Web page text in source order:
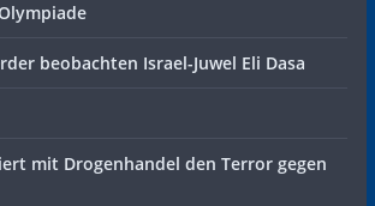
beobachten Israel-Juwel Eli Dasa
mit Drogenhandel den Terror gegen